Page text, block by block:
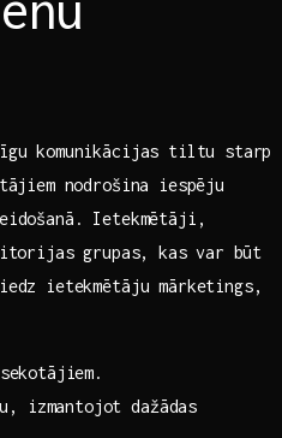
komunikācijas tiltu starp
nodrošina iespēju
Ietekmētāji,‌
grupas, kas var ⁢būt
ietekmētāju mārketings,⁢
izmantojot dažādas